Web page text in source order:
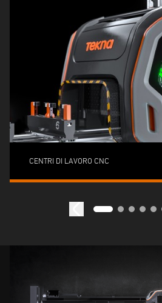
CENTRI DI LAVORO CNC